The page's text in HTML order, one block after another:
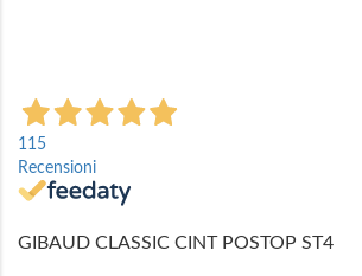
Vai
all'inizio
della
galleria
di
115
Recensioni
GIBAUD CLASSIC CINT POSTOP ST4